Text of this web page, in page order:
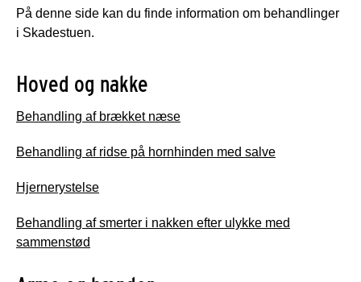
På denne side kan du finde information om behandlinger
i Skadestuen.
Hoved og nakke
Behandling af brækket næse
Behandling af ridse på hornhinden med salve
Hjernerystelse
Behandling af smerter i nakken efter ulykke med
sammenstød